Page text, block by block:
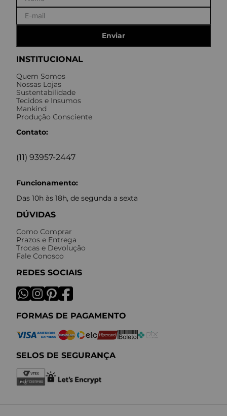
INSTITUCIONAL
Quem Somos
Nossas Lojas
Sustentabilidade
Tecidos e Insumos
Mankind
Produção Consciente
Contato:
(11) 93957-2447
Funcionamento:
Das 10h às 18h, de segunda a sexta
DÚVIDAS
Como Comprar
Prazos e Entrega
Trocas e Devolução
Fale Conosco
REDES SOCIAIS
FORMAS DE PAGAMENTO
SELOS DE SEGURANÇA
Enviar